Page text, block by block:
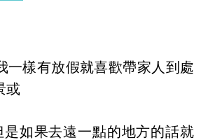
一樣有放假就喜歡帶家人到處
或
是如果去遠一點的地方的話就